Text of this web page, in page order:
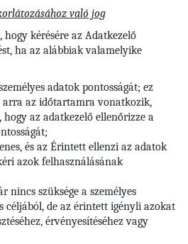
való jog
kérésére az Adatkezelő
ha az alábbiak valamelyike
adatok pontosságát; ez
arra az időtartamra vonatkozik,
hogy az adatkezelő ellenőrizze a
és az Érintett ellenzi az adatok
azok felhasználásának
nincs szüksége a személyes
céljából, de az érintett igényli azokat
érvényesítéséhez vagy